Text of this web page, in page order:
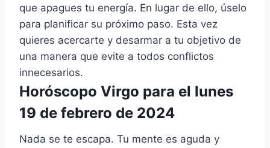
que apagues tu energía. En lugar de ello, úselo
para planificar su próximo paso. Esta vez
quieres acercarte y desarmar a tu objetivo de
una manera que evite a todos conflictos
innecesarios.
Horóscopo Virgo para el lunes
19 de febrero de 2024
Nada se te escapa. Tu mente es aguda y